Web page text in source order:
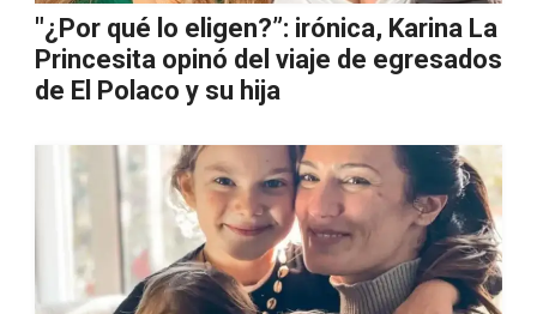
"¿Por qué lo eligen?”: irónica, Karina La
Princesita opinó del viaje de egresados
de El Polaco y su hija